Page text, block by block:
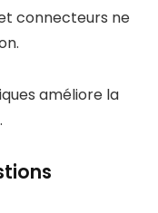
connecteurs ne
améliore la